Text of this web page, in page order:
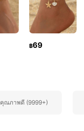
฿69
คุณภาพดี (9999+)